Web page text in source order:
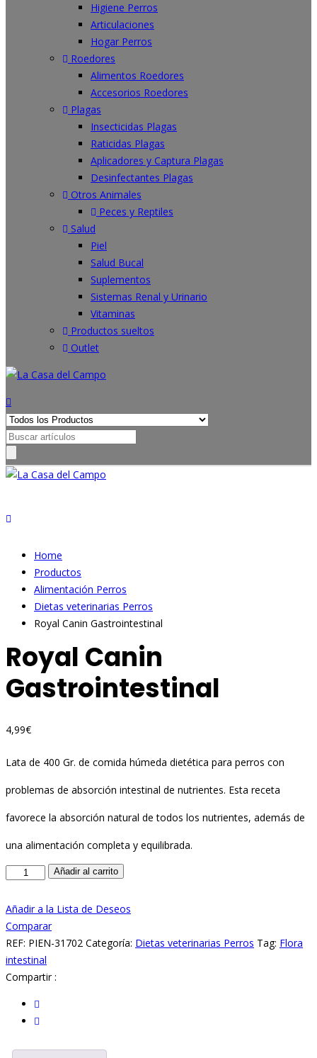
Higiene Perros
Articulaciones
Hogar Perros
Roedores
Alimentos Roedores
Accesorios Roedores
Plagas
Insecticidas Plagas
Raticidas Plagas
Aplicadores y Captura Plagas
Desinfectantes Plagas
Otros Animales
Peces y Reptiles
Salud
Piel
Salud Bucal
Suplementos
Sistemas Renal y Urinario
Vitaminas
Productos sueltos
Outlet
Search
Home
Productos
Alimentación Perros
Dietas veterinarias Perros
Royal Canin Gastrointestinal
Royal Canin
Gastrointestinal
4,99€
Lata de 400 Gr. de comida húmeda dietética para perros con
problemas de absorción intestinal de nutrientes. Esta receta
favorece la absorción natural de todos los nutrientes, además de
una alimentación completa y equilibrada.
Royal
Gastrointestinal
cantidad
Añadir al carrito
Añadir a la Lista de Deseos
Comparar
REF: PIEN-31702 Categoría: Dietas veterinarias Perros Tag: Flora
intestinal
Compartir :